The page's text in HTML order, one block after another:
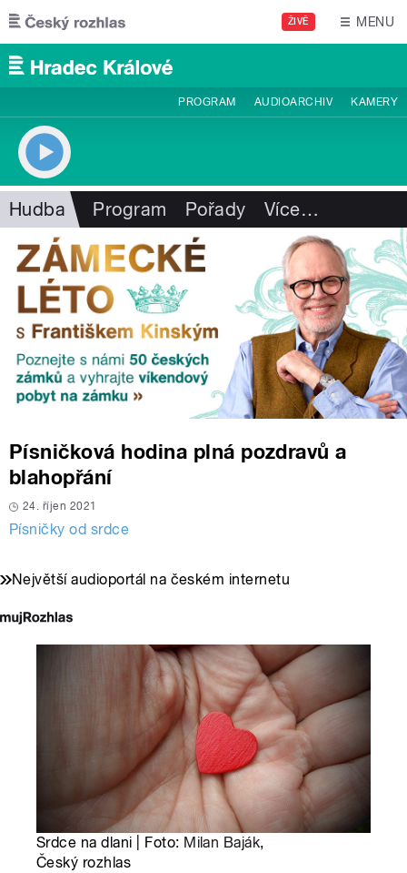
Přejít k hlavnímu obsahu
ŽIVĚ MENU
PROGRAM AUDIOARCHIV KAMERY
Hudba Program Pořady Více…
Písničková hodina plná pozdravů a
blahopřání
24. říjen 2021
Písničky od srdce
Největší audioportál na českém internetu
Srdce na dlani | Foto: Milan Baják,
Český rozhlas